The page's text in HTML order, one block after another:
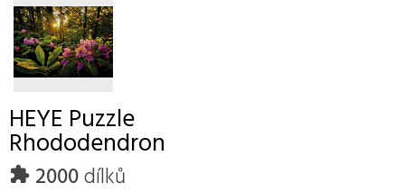
HEYE Puzzle
Rhododendron
2000dílků